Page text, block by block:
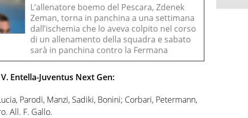
L’allenatore boemo del Pescara, Zdenek
Zeman, torna in panchina a una settimana
dall’ischemia che lo aveva colpito nel corso
di un allenamento della squadra e sabato
sarà in panchina contro la Fermana
Entella-Juventus Next Gen:
Parodi, Manzi, Sadiki, Bonini; Corbari, Petermann,
All. F. Gallo.